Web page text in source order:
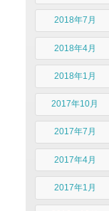
2018年7月
2018年4月
2018年1月
2017年10月
2017年7月
2017年4月
2017年1月